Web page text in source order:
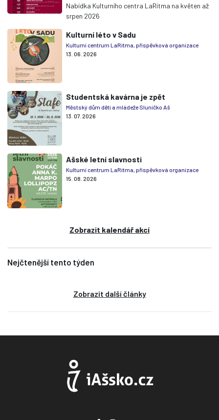
Nabídka Kulturního centra LaRitma na květen až
srpen 2026
Kulturní léto v Sadu
Kulturní centrum LaRitma, příspěvková organizace
13. 06. 2026
Studentská kavárna je zpět
Městský dům dětí a mládeže Sluníčko Aš
13. 07. 2026
Ašské letní slavnosti
Kulturní centrum LaRitma, příspěvková organizace
15. 08. 2026
Zobrazit kalendář akcí
Nejčtenější tento týden
Zobrazit další články